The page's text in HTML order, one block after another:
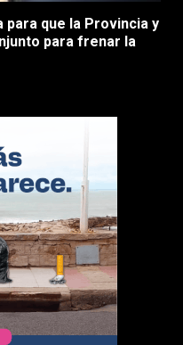
para que la Provincia y
para frenar la